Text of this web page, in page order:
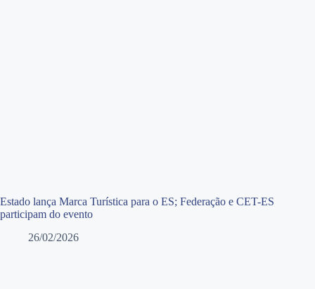
Estado lança Marca Turística para o ES; Federação e CET-ES
participam do evento
26/02/2026